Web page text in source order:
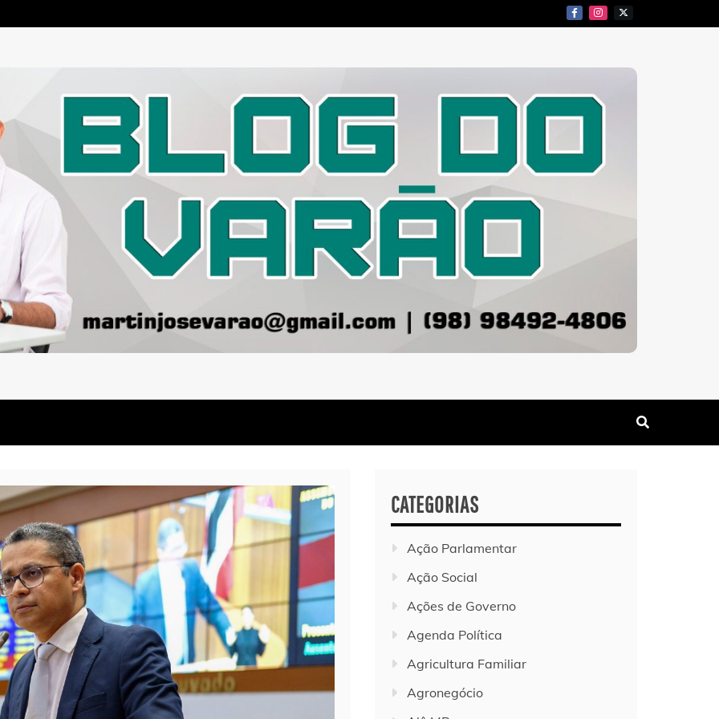
CATEGORIAS
Ação Parlamentar
Ação Social
Ações de Governo
Agenda Política
Agricultura Familiar
Agronegócio